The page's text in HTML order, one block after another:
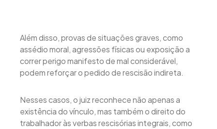
Além disso, provas de situações graves, como
assédio moral, agressões físicas ou exposição a
correr perigo manifesto de mal considerável,
podem reforçar o pedido de rescisão indireta.
Nesses casos, o juiz reconhece não apenas a
existência do vínculo, mas também o direito do
trabalhador às verbas rescisórias integrais, como